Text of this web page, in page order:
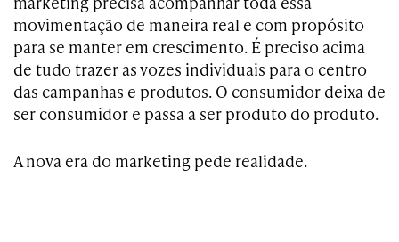
movimentação de maneira real e com propósito
para se manter em crescimento. É preciso acima
de tudo trazer as vozes individuais para o centro
das campanhas e produtos. O consumidor deixa de
ser consumidor e passa a ser produto do produto.
A nova era do marketing pede realidade.